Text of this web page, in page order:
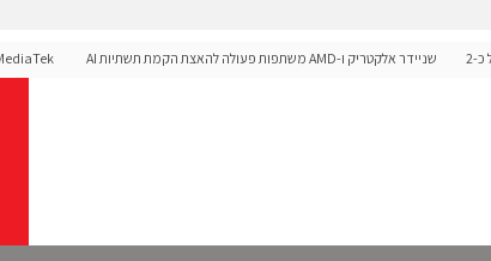
שניידר אלקטריק ו-AMD משתפות פעולה להאצת הקמת תשתיות AI